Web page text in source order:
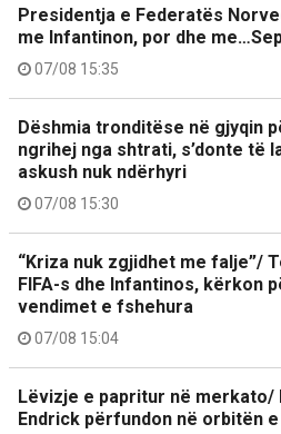
Presidentja e Federatës
me Infantinon, por dhe
07/08 15:35
Dëshmia tronditëse në gjyqin
ngrihej nga shtrati, s’donte të
askush nuk ndërhyri
07/08 15:30
“Kriza nuk zgjidhet me falje”/
FIFA-s dhe Infantinos, kërkon
vendimet e fshehura
07/08 15:04
Lëvizje e papritur në merkato/
Endrick përfundon në orbitën